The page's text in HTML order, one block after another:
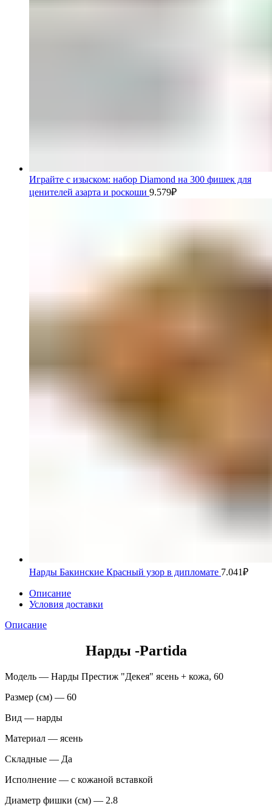
Играйте с изыском: набор Diamond на 300 фишек для
ценителей азарта и роскоши 9.579₽
Нарды Бакинские Красный узор в дипломате 7.041₽
Описание
Условия доставки
Описание
Нарды -Partida
Модель — Нарды Престиж "Декея" ясень + кожа, 60
Размер (см) — 60
Вид — нарды
Материал — ясень
Складные — Да
Исполнение — с кожаной вставкой
Диаметр фишки (см) — 2.8